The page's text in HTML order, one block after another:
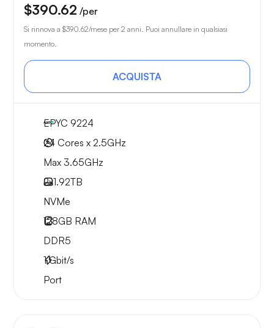
$390.62 /per
Si rinnova a $390.62/mese per 2 anni. Puoi annullare in qualsiasi
momento.
ACQUISTA
EPYC 9224
24 Cores x 2.5GHz
Max 3.65GHz
2x1.92TB
NVMe
128GB RAM
DDR5
1Gbit/s
Port